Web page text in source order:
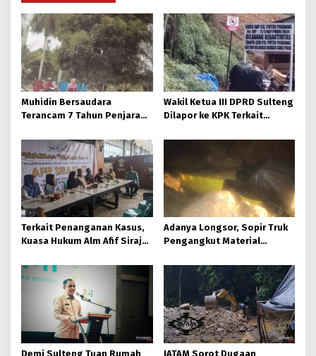
Muhidin Bersaudara
Terancam 7 Tahun Penjara
Dahlia.
Wakil Ketua III DPRD Sulteng
Dilapor ke KPK Terkait
Morowali Utara
Terkait Penanganan Kasus,
Kuasa Hukum Alm Afif Siraja
Memberikan Informasi
Adanya Longsor, Sopir Truk
Pengangkut Material
Korban
Demi Sulteng Tuan Rumah JATAM Sorot Dugaan